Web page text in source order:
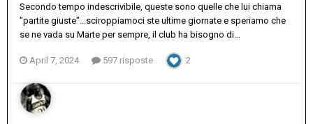
Secondo tempo indescrivibile, queste sono quelle che lui chiama
"partite giuste"...sciroppiamoci ste ultime giornate e speriamo che
se ne vada su Marte per sempre, il club ha bisogno di...
April 7, 2024 597 risposte 2